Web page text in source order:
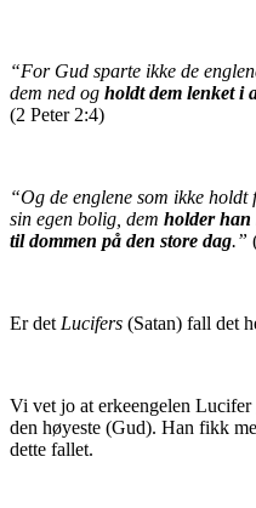
“For Gud sparte ikke de
dem ned og holdt dem lenket i
(2 Peter 2:4)
“Og de englene som ikke
sin egen bolig, dem holder han
til dommen på den store dag.”
Er det Lucifers (Satan) fall det
Vi vet jo at erkeengelen
den høyeste (Gud). Han fikk
dette fallet.